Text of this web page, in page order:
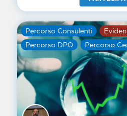
Percorso Consulenti
Percorso DPO
Percorso